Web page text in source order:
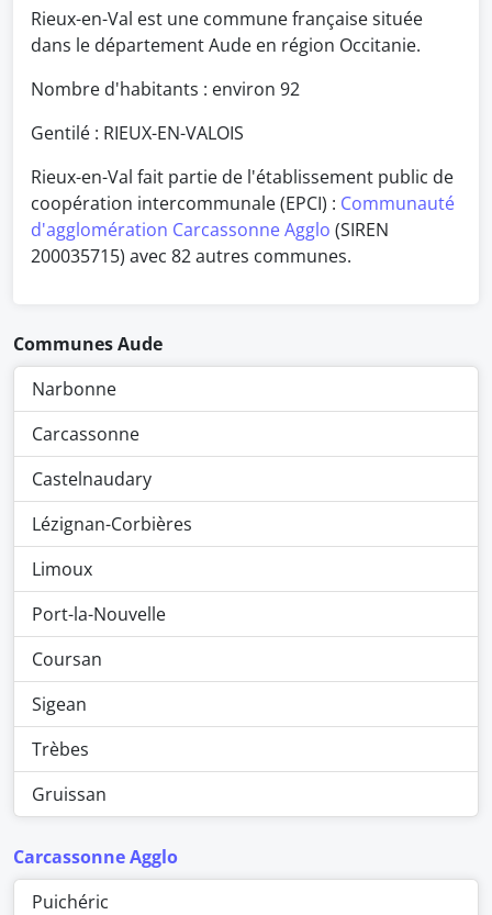
Rieux-en-Val est une commune française située
dans le département Aude en région Occitanie.
Nombre d'habitants : environ 92
Gentilé : RIEUX-EN-VALOIS
Rieux-en-Val fait partie de l'établissement public de
coopération intercommunale (EPCI) : Communauté
d'agglomération Carcassonne Agglo (SIREN
200035715) avec 82 autres communes.
Communes Aude
Narbonne
Carcassonne
Castelnaudary
Lézignan-Corbières
Limoux
Port-la-Nouvelle
Coursan
Sigean
Trèbes
Gruissan
Carcassonne Agglo
Puichéric